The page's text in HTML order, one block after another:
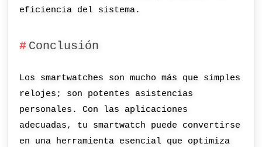
eficiencia del sistema.
Conclusión
Los smartwatches son mucho más que simples
relojes; son potentes asistencias
personales. Con las aplicaciones
adecuadas, tu smartwatch puede convertirse
en una herramienta esencial que optimiza